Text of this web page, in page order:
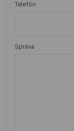
Telefón
Správa